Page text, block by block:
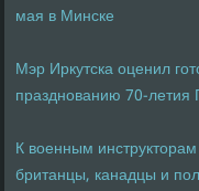
мая в Минске
Мэр Иркутска оценил
празднованию 70-летия
К военным
британцы, канадцы и